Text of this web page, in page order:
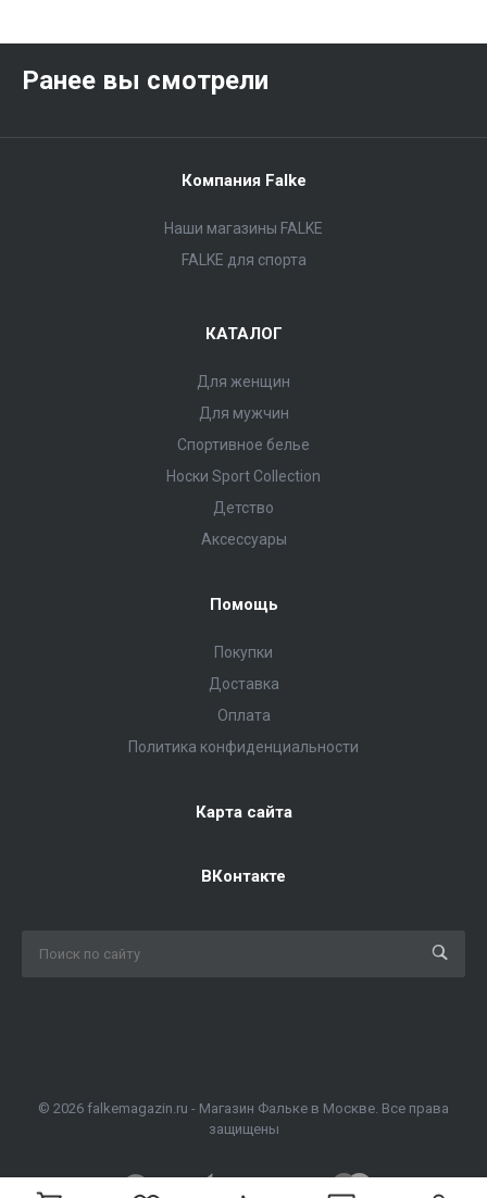
Ранее вы смотрели
Компания Falke
Наши магазины FALKE
FALKE для спорта
КАТАЛОГ
Для женщин
Для мужчин
Спортивное белье
Носки Sport Collection
Детство
Аксессуары
Помощь
Покупки
Доставка
Оплата
Политика конфиденциальности
Карта сайта
ВКонтакте
© 2026 falkemagazin.ru - Магазин Фальке в Москве. Все права
защищены